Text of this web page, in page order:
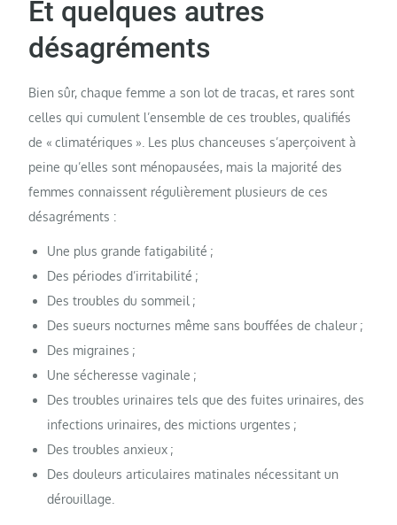
Et quelques autres
désagréments
Bien sûr, chaque femme a son lot de tracas, et rares sont
celles qui cumulent l’ensemble de ces troubles, qualifiés
de « climatériques ». Les plus chanceuses s’aperçoivent à
peine qu’elles sont ménopausées, mais la majorité des
femmes connaissent régulièrement plusieurs de ces
désagréments :
Une plus grande fatigabilité ;
Des périodes d’irritabilité ;
Des troubles du sommeil ;
Des sueurs nocturnes même sans bouffées de chaleur ;
Des migraines ;
Une sécheresse vaginale ;
Des troubles urinaires tels que des fuites urinaires, des
infections urinaires, des mictions urgentes ;
Des troubles anxieux ;
Des douleurs articulaires matinales nécessitant un
dérouillage.